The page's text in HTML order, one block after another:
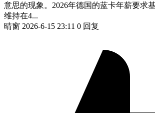
意思的现象。2026年德国的蓝卡年薪要求
维持在4...
晴窗 2026-6-15 23:11 0 回复